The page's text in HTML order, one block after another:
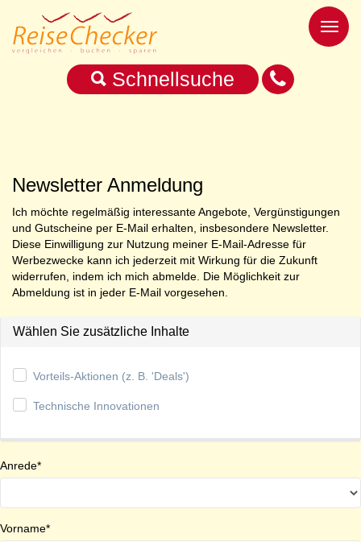
Toggle
Schnellsuche
Newsletter Anmeldung
Ich möchte regelmäßig interessante Angebote, Vergünstigungen
und Gutscheine per E-Mail erhalten, insbesondere News­let­ter.
Diese Einwilligung zur Nutzung meiner E-Mail-Adresse für
Werbezwecke kann ich jederzeit mit Wirkung für die Zukunft
widerrufen, indem ich mich abmelde. Die Möglichkeit zur
Abmeldung ist in jeder E-Mail vorgesehen.
Wählen Sie zusätzliche Inhalte
Vorteils-Aktionen (z. B. 'Deals')
Technische Innovationen
Anrede*
Vorname*